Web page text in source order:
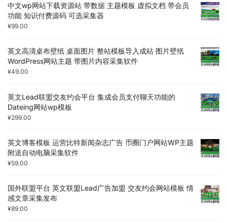
中文wp网站下载资源站 带数据 主题模板 虚拟文档 带会员
功能 知识付费源码 可选采集器
¥99.00
英文高清桌布壁纸 桌面图片 整站模板导入成站 图片壁纸
WordPress网站主题 带图片内容采集软件
¥49.00
英文Lead联盟交友约会平台 集成会员支付聊天功能的
Dateing网站wp模板
¥299.00
英文博客模板 运营比特新闻杂志广告 币圈门户网站WP主题
附送自动电脑采集软件
¥59.00
国外联盟平台 英文联盟Lead广告加盟 交友约会网站模板 情
感文章采集发布
¥89.00